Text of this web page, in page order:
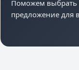
Поможем выбрать
предложение для